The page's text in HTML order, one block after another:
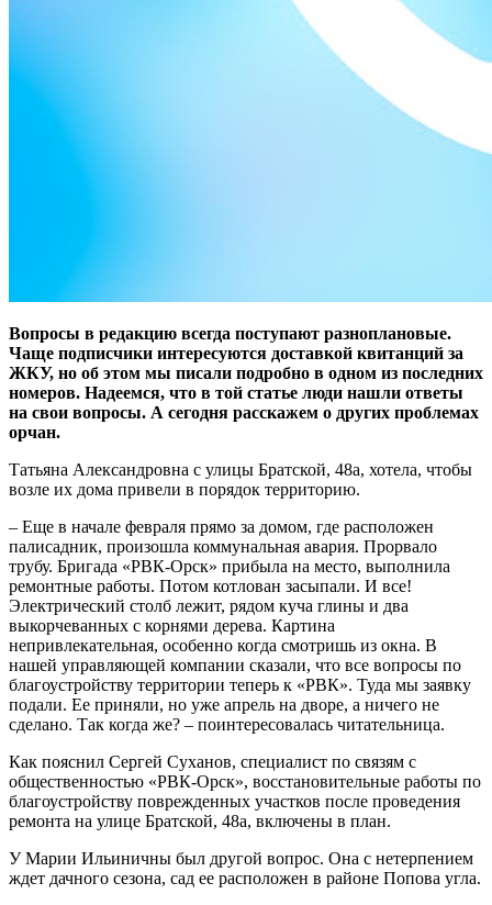
Вопросы в редакцию всегда поступают разноплановые.
Чаще подписчики интересуются доставкой квитанций за
ЖКУ, но об этом мы писали подробно в одном из последних
номеров. Надеемся, что в той статье люди нашли ответы
на свои вопросы. А сегодня расскажем о других проблемах
орчан.
Татьяна Александровна с улицы Братской, 48а, хотела, чтобы
возле их дома привели в порядок территорию.
– Еще в начале февраля прямо за домом, где расположен
палисадник, произошла коммунальная авария. Прорвало
трубу. Бригада «РВК-Орск» прибыла на место, выполнила
ремонтные работы. Потом котлован засыпали. И все!
Электрический столб лежит, рядом куча глины и два
выкорчеванных с корнями дерева. Картина
непривлекательная, особенно когда смотришь из окна. В
нашей управляющей компании сказали, что все вопросы по
благоустройству территории теперь к «РВК». Туда мы заявку
подали. Ее приняли, но уже апрель на дворе, а ничего не
сделано. Так когда же? – поинтересовалась читательница.
Как пояснил Сергей Суханов, специалист по связям с
общественностью «РВК-Орск», восстановительные работы по
благоустройству поврежденных участков после проведения
ремонта на улице Братской, 48а, включены в план.
У Марии Ильиничны был другой вопрос. Она с нетерпением
ждет дачного сезона, сад ее расположен в районе Попова угла.